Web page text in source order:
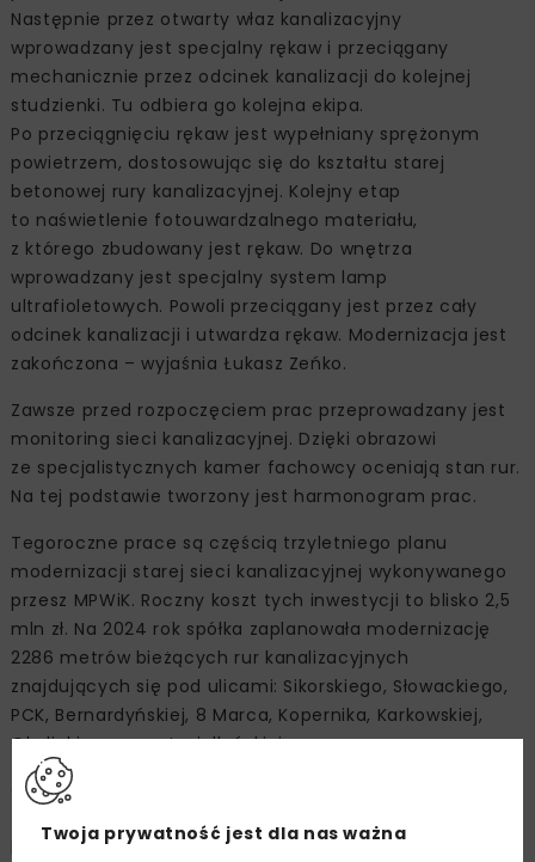
Następnie przez otwarty właz kanalizacyjny
wprowadzany jest specjalny rękaw i przeciągany
mechanicznie przez odcinek kanalizacji do kolejnej
studzienki. Tu odbiera go kolejna ekipa.
Po przeciągnięciu rękaw jest wypełniany sprężonym
powietrzem, dostosowując się do kształtu starej
betonowej rury kanalizacyjnej. Kolejny etap
to naświetlenie fotouwardzalnego materiału,
z którego zbudowany jest rękaw. Do wnętrza
wprowadzany jest specjalny system lamp
ultrafioletowych. Powoli przeciągany jest przez cały
odcinek kanalizacji i utwardza rękaw. Modernizacja jest
zakończona – wyjaśnia Łukasz Zeńko.
Zawsze przed rozpoczęciem prac przeprowadzany jest
monitoring sieci kanalizacyjnej. Dzięki obrazowi
ze specjalistycznych kamer fachowcy oceniają stan rur.
Na tej podstawie tworzony jest harmonogram prac.
Tegoroczne prace są częścią trzyletniego planu
modernizacji starej sieci kanalizacyjnej wykonywanego
przesz MPWiK. Roczny koszt tych inwestycji to blisko 2,5
mln zł. Na 2024 rok spółka zaplanowała modernizację
2286 metrów bieżących rur kanalizacyjnych
znajdujących się pod ulicami: Sikorskiego, Słowackiego,
PCK, Bernardyńskiej, 8 Marca, Kopernika, Karkowskiej,
Okulickiego oraz Jagiellońskiej.
Obecnie prace trwają pod nawierzchnią ulicy
Jagiellońskiej. Tam zmodernizowanych zostanie 210 mb
kanalizacji położnej na głębokości około 3,5 metra,
Twoja prywatność jest dla nas ważna